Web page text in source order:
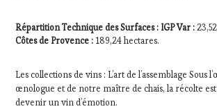
Répartition Technique des Surfaces : IGP Var :
Côtes de Provence : 189,24 hectares.
Les collections de vins : L’art de l’assemblage Sous
œnologue et de notre maître de chais, la récolte
devenir un vin d’émotion.